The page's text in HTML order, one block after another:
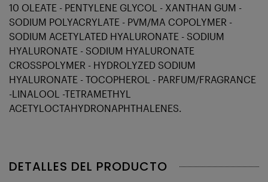
10 OLEATE - PENTYLENE GLYCOL - XANTHAN GUM -
SODIUM POLYACRYLATE - PVM/MA COPOLYMER -
SODIUM ACETYLATED HYALURONATE - SODIUM
HYALURONATE - SODIUM HYALURONATE
CROSSPOLYMER - HYDROLYZED SODIUM
HYALURONATE - TOCOPHEROL - PARFUM/FRAGRANCE
-LINALOOL -TETRAMETHYL
ACETYLOCTAHYDRONAPHTHALENES.
DETALLES DEL PRODUCTO